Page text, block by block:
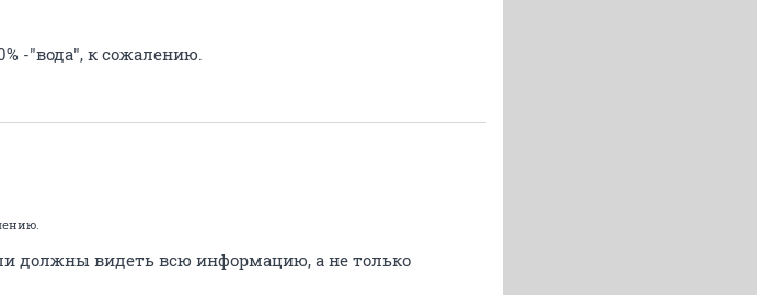
-"вода", к сожалению.
должны видеть всю информацию, а не только